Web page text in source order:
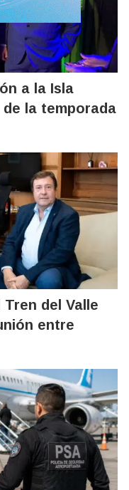
a la Isla
de la temporada
del Valle
entre